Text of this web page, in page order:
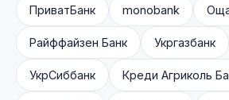
ПриватБанк monobank
Райффайзен Банк Укргазбанк
УкрСиббанк Креди Агриколь